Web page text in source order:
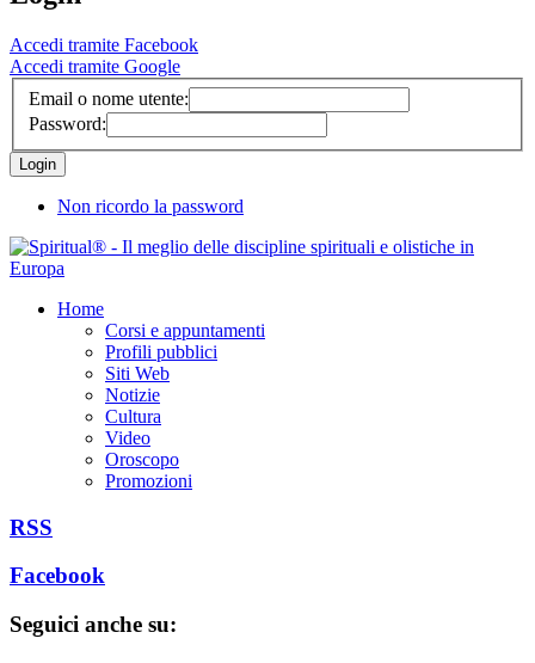
Accedi tramite Facebook
Accedi tramite Google
Email o nome utente:
Password:
Non ricordo la password
Home
Corsi e appuntamenti
Profili pubblici
Siti Web
Notizie
Cultura
Video
Oroscopo
Promozioni
RSS
Facebook
Seguici anche su: